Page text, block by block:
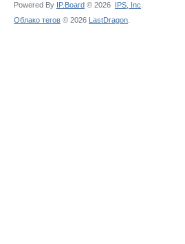
Powered By
IP.Board © 2026 IPS, Inc
Облако тегов © 2026 LastDragon